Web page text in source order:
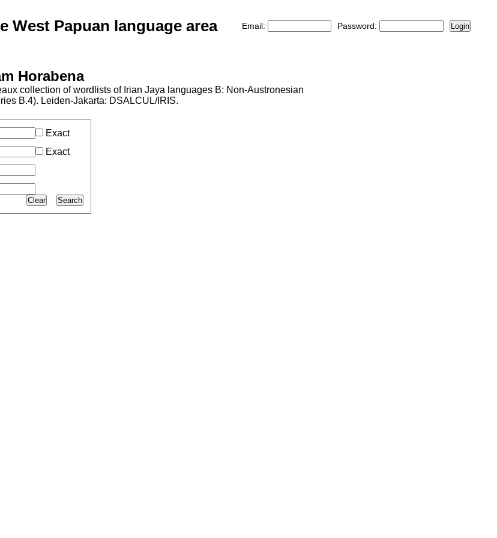
West Papuan language area Email: Password: Login
Horabena
collection of wordlists of Irian Jaya languages B: Non-Austronesian
B.4). Leiden-Jakarta: DSALCUL/IRIS.
Exact
Exact
Search
Clear